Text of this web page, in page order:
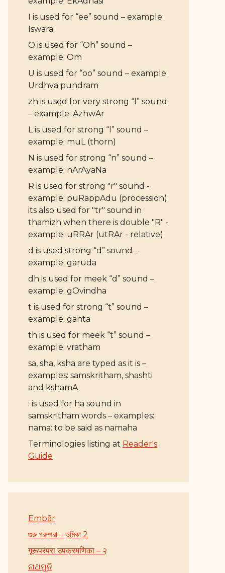
I is used for “ee” sound – example:
Iswara
O is used for “Oh” sound –
example: Om
U is used for “oo” sound – example:
Urdhva pundram
zh is used for very strong “l” sound
– example: AzhwAr
L is used for strong “l” sound –
example: muL (thorn)
N is used for strong “n” sound –
example: nArAyaNa
R is used for strong "r" sound -
example: puRappAdu (procession);
its also used for "tr" sound in
thamizh when there is double "R" -
example: uRRAr (utRAr - relative)
d is used strong “d” sound –
example: garuda
dh is used for meek “d” sound –
example: gOvindha
t is used for strong “t” sound –
example: ganta
th is used for meek “t” sound –
example: vratham
sa, sha, ksha are typed as it is –
examples: samskritham, shashti
and kshamA
: is used for ha sound in
samskritham words – examples:
nama: to be said as namaha
Terminologies listing at Reader's
Guide
Embār
গুরু পরম্পরা – ভূমিকা 2
गूरूपरंपरा उपक्रमणिका – २
ନାଥମୁନି